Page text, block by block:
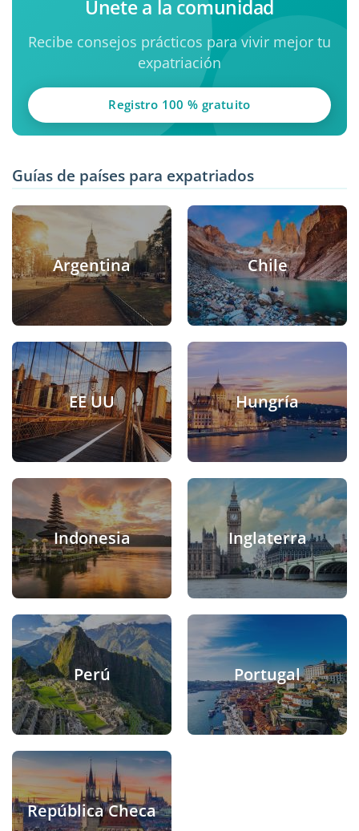
Únete a la comunidad
Recibe consejos prácticos para vivir mejor tu
expatriación
Registro 100 % gratuito
Guías de países para expatriados
Argentina Chile
EE UU Hungría
Indonesia Inglaterra
Perú Portugal
República Checa